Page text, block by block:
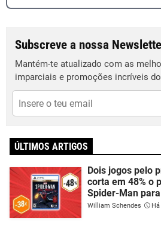
Subscreve a nossa
Mantém-te atualizado com as
imparciais e promoções incríveis
ÚLTIMOS ARTIGOS
Dois jogos pelo
corta em 48% o
Spider-Man
William Schendes